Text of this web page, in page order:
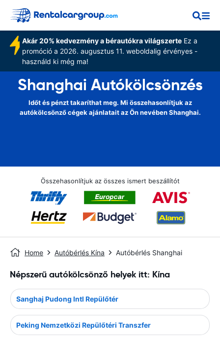
Akár 20% kedvezmény a bérautókra világszerteEz a
promóció a 2026. augusztus 11. weboldalig érvényes -
használd ki még ma!
Shanghai Autókölcsönzés
Időt és pénzt takaríthat meg. Mi összehasonlítjuk az
autókölcsönző cégek ajánlatait az Ön nevében Shanghai.
Összehasonlítjuk az összes ismert beszállítót
Home Autóbérlés Kína Autóbérlés Shanghai
Népszerű autókölcsönző helyek itt: Kína
Sanghaj Pudong Intl Repülőtér
Peking Nemzetközi Repülőtéri Transzfer